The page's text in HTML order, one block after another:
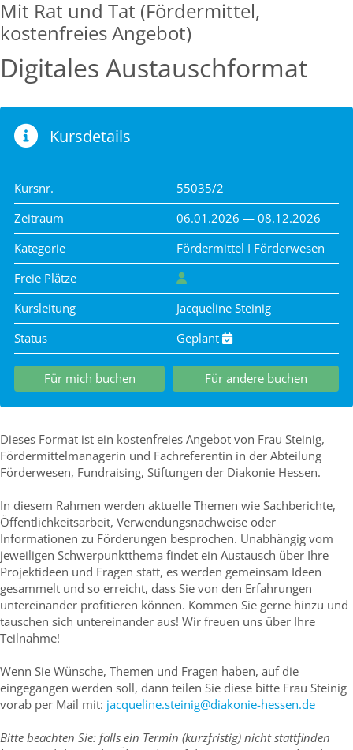
Mit Rat und Tat (Fördermittel,
kostenfreies Angebot)
Digitales Austauschformat
Kursdetails
Kursnr.
55035/2
Zeitraum
06.01.2026 — 08.12.2026
Kategorie
Fördermittel I Förderwesen
Freie Plätze
Kursleitung
Jacqueline Steinig
Status
Geplant
Für mich buchen Für andere buchen
Dieses Format ist ein kostenfreies Angebot von Frau Steinig,
Fördermittelmanagerin und Fachreferentin in der Abteilung
Förderwesen, Fundraising, Stiftungen der Diakonie Hessen.
In diesem Rahmen werden aktuelle Themen wie Sachberichte,
Öffentlichkeitsarbeit, Verwendungsnachweise oder
Informationen zu Förderungen besprochen. Unabhängig vom
jeweiligen Schwerpunktthema findet ein Austausch über Ihre
Projektideen und Fragen statt, es werden gemeinsam Ideen
gesammelt und so erreicht, dass Sie von den Erfahrungen
untereinander profitieren können. Kommen Sie gerne hinzu und
tauschen sich untereinander aus! Wir freuen uns über Ihre
Teilnahme!
Wenn Sie Wünsche, Themen und Fragen haben, auf die
eingegangen werden soll, dann teilen Sie diese bitte Frau Steinig
vorab per Mail mit: jacqueline.steinig@diakonie-hessen.de
Bitte beachten Sie: falls ein Termin (kurzfristig) nicht stattfinden